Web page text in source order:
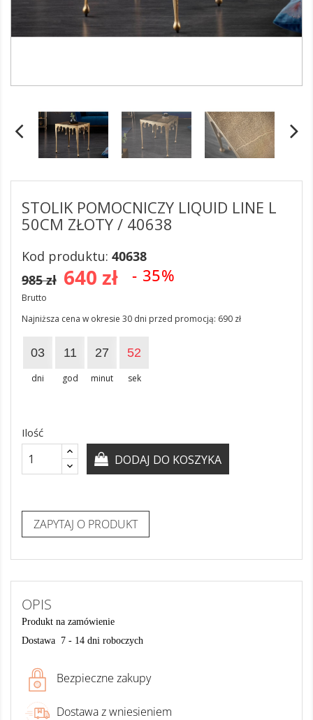
OPIS
Produkt na zamówienie
Dostawa 7 - 14 dni roboczych
Bezpieczne zakupy
Dostawa z wniesieniem
STOLIK POMOCNICZY LIQUID LINE L
50CM ZŁOTY / 40638
Kod produktu: 40638
640 zł - 35%
985 zł
Brutto
Najniższa cena w okresie 30 dni przed promocją: 690 zł
03
dni
11
god
27
minut
52
sek
Ilość
DODAJ DO KOSZYKA
ZAPYTAJ O PRODUKT